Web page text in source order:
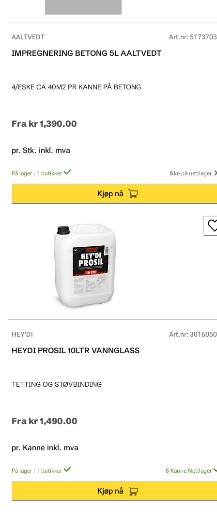
AALTVEDT Art.nr:
IMPREGNERING BETONG 5L AALTVEDT
4/ESKE CA 40M2 PR KANNE PÅ BETONG
Fra kr 1,390.00
pr. Stk. inkl. mva
På lager i 1 butikker Ikke på nettlager
Kjøp nå
HEY'DI Art.nr:
HEYDI PROSIL 10LTR VANNGLASS
TETTING OG STØVBINDING
Fra kr 1,490.00
pr. Kanne inkl. mva
På lager i 1 butikker 8 Kanne Nettlager
Kjøp nå